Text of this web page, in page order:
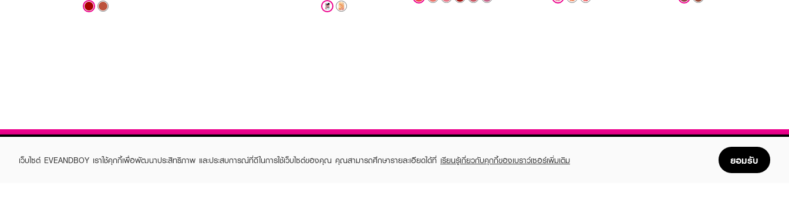
เว็บไซต์ EVEANDBOY เราใช้คุกกี้เพื่อพัฒนาประสิทธิภาพ และประสบการณ์ที่ดีในการใช้เว็บไซต์ของคุณ คุณสามารถศึกษารายละเอียดได้ที่ เรียนรู้เกี่ยวกับคุกกี้ของเบราว์เซอร์เพิ่มเติม ยอมรับ